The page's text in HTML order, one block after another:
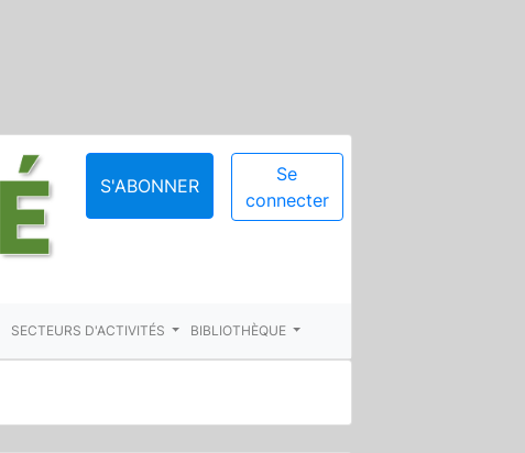
S'ABONNER
Se
connecter
SECTEURS D'ACTIVITÉS BIBLIOTHÈQUE